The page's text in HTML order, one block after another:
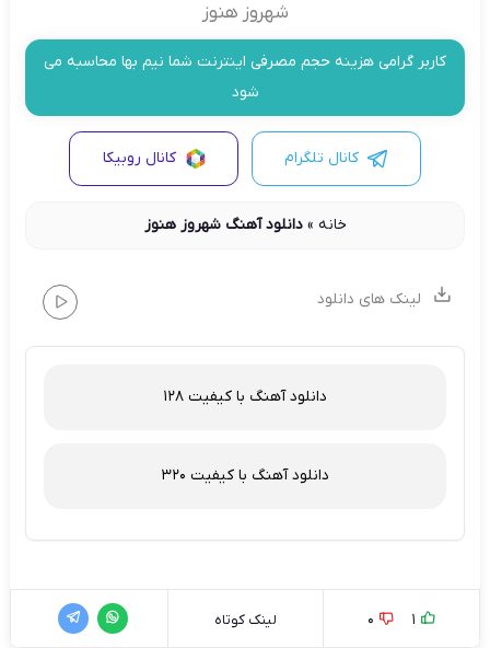
شهروز هنوز
کاربر گرامی هزینه حجم مصرفی اینترنت شما نیم بها محاسبه می
شود
کانال تلگرام کانال روبیکا
خانه »دانلود آهنگ شهروز هنوز
لینک های دانلود
دانلود آهنگ با کیفیت 128
دانلود آهنگ با کیفیت 320
1
0 لینک کوتاه